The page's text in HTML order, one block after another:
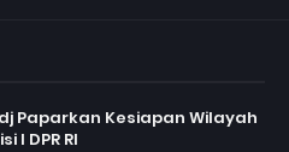
Paparkan Kesiapan Wilayah
I DPR RI